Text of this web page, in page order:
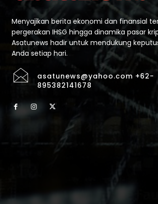
Menyajikan berita ekonomi dan finansial
pergerakan IHSG hingga dinamika pasar
Asatunews hadir untuk mendukung
Anda setiap hari.
asatunews@yahoo.com +62-
895382141678